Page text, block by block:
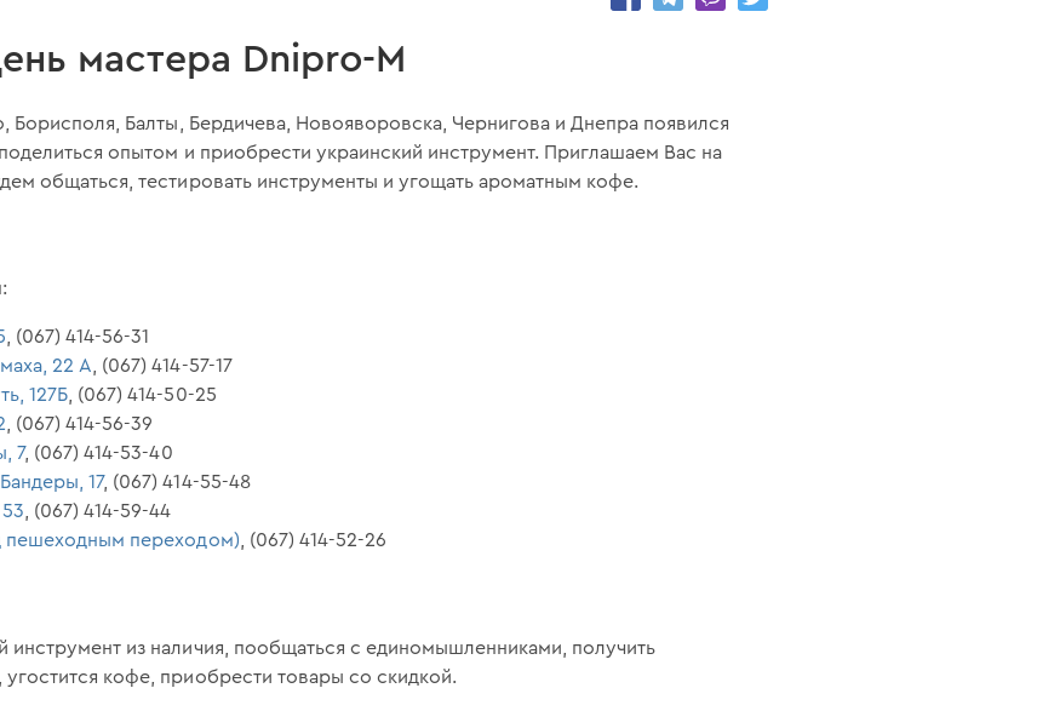
мастера Dnipro-M
Борисполя, Балты, Бердичева, Новояворовска, Чернигова и Днепра появился
опытом и приобрести украинский инструмент. Приглашаем Вас на
общаться, тестировать инструменты и угощать ароматным кофе.
, (067) 414-56-31
22 А , (067) 414-57-17
127Б , (067) 414-50-25
, (067) 414-56-39
7, (067) 414-53-40
17, (067) 414-55-48
, (067) 414-59-44
пешеходным переходом) , (067) 414-52-26
из наличия, пообщаться с единомышленниками, получить
кофе, приобрести товары со скидкой.